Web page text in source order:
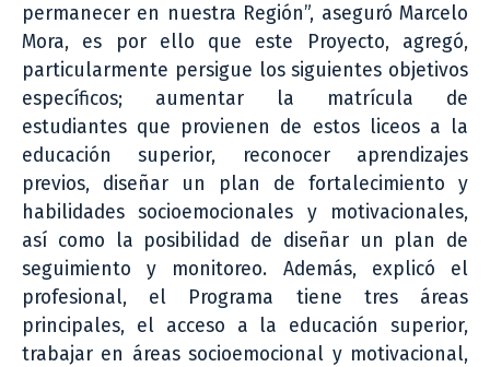
permanecer en nuestra Región”, aseguró Marcelo
Mora, es por ello que este Proyecto, agregó,
particularmente persigue los siguientes objetivos
específicos; aumentar la matrícula de
estudiantes que provienen de estos liceos a la
educación superior, reconocer aprendizajes
previos, diseñar un plan de fortalecimiento y
habilidades socioemocionales y motivacionales,
así como la posibilidad de diseñar un plan de
seguimiento y monitoreo. Además, explicó el
profesional, el Programa tiene tres áreas
principales, el acceso a la educación superior,
trabajar en áreas socioemocional y motivacional,